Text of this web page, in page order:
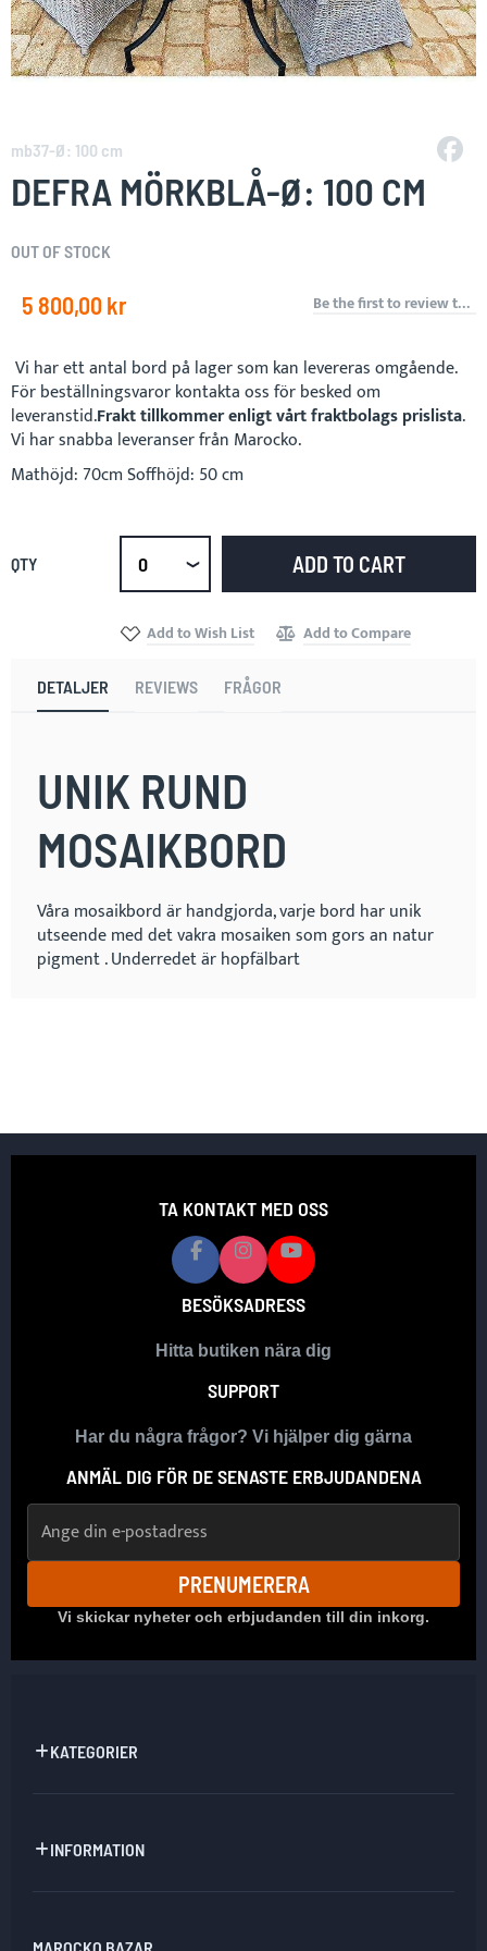
to
the
beginning
of
images
mb37-Ø: 100 cm
DEFRA MÖRKBLÅ-Ø: 100 CM
OUT OF STOCK
5 800,00 kr Be the first to review this product
Vi har ett antal bord på lager som kan levereras omgående.
För beställningsvaror kontakta oss för besked om
leveranstid.Frakt tillkommer enligt vårt fraktbolags prislista.
Vi har snabba leveranser från Marocko.
Mathöjd: 70cm Soffhöjd: 50 cm
QTY ADD TO CART
Add to Wish List Add to Compare
DETALJER REVIEWS FRÅGOR
UNIK RUND
MOSAIKBORD
Våra mosaikbord är handgjorda, varje bord har unik
utseende med det vakra mosaiken som gors an natur
pigment . Underredet är hopfälbart
TA KONTAKT MED OSS
BESÖKSADRESS
Hitta butiken nära dig
SUPPORT
Har du några frågor? Vi hjälper dig gärna
ANMÄL DIG FÖR DE SENASTE ERBJUDANDENA
PRENUMERERA
Vi skickar nyheter och erbjudanden till din inkorg.
KATEGORIER
INFORMATION